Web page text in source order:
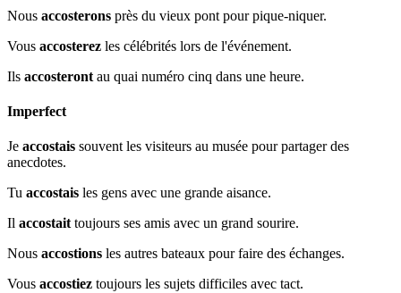
Nous accosterons près du vieux pont pour pique-niquer.
Vous accosterez les célébrités lors de l'événement.
Ils accosteront au quai numéro cinq dans une heure.
Imperfect
Je accostais souvent les visiteurs au musée pour partager des
anecdotes.
Tu accostais les gens avec une grande aisance.
Il accostait toujours ses amis avec un grand sourire.
Nous accostions les autres bateaux pour faire des échanges.
Vous accostiez toujours les sujets difficiles avec tact.